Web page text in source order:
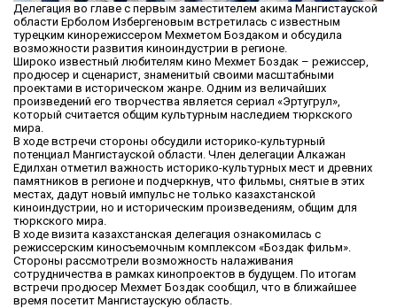
Делегация во главе с первым заместителем акима Мангистауской
области Ерболом Избергеновым встретилась с известным
турецким кинорежиссером Мехметом Боздаком и обсудила
возможности развития киноиндустрии в регионе.
Широко известный любителям кино Мехмет Боздак – режиссер,
продюсер и сценарист, знаменитый своими масштабными
проектами в историческом жанре. Одним из величайших
произведений его творчества является сериал «Эртугрул»,
который считается общим культурным наследием тюркского
мира.
В ходе встречи стороны обсудили историко-культурный
потенциал Мангистауской области. Член делегации Алкажан
Едилхан отметил важность историко-культурных мест и древних
памятников в регионе и подчеркнув, что фильмы, снятые в этих
местах, дадут новый импульс не только казахстанской
киноиндустрии, но и историческим произведениям, общим для
тюркского мира.
В ходе визита казахстанская делегация ознакомилась с
режиссерским киносъемочным комплексом «Боздак фильм».
Стороны рассмотрели возможность налаживания
сотрудничества в рамках кинопроектов в будущем. По итогам
встречи продюсер Мехмет Боздак сообщил, что в ближайшее
время посетит Мангистаускую область.